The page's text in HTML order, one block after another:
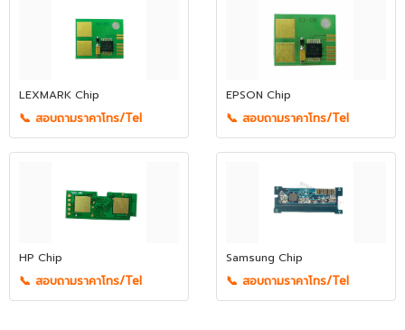
LEXMARK Chip
📞 สอบถามราคาโทร/Tel
EPSON Chip
📞 สอบถามราคาโทร/Tel
HP Chip
📞 สอบถามราคาโทร/Tel
Samsung Chip
📞 สอบถามราคาโทร/Tel